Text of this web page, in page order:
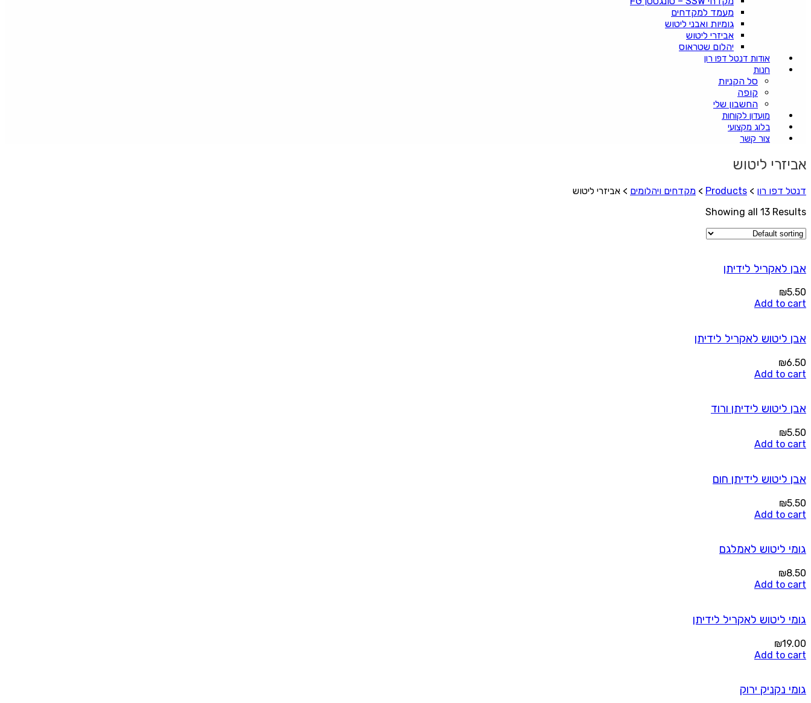
מעמד למקדחים
גומיות ואבני ליטוש
אביזרי ליטוש
יהלום שטראוס
אודות דנטל דפו רון
חנות
סל הקניות
קופה
החשבון שלי
מועדון לקוחות
בלוג מקצועי
צור קשר
אביזרי ליטוש
דנטל דפו רון >
Products
> מקדחים ויהלומים > אביזרי ליטוש
Showing all 13 Results
אבן לאקריל לידיתן
₪5.50
Add to cart
אבן ליטוש לאקריל לידיתן
₪6.50
Add to cart
אבן ליטוש לידיתן ורוד
₪5.50
Add to cart
אבן ליטוש לידיתן חום
₪5.50
Add to cart
גומי ליטוש לאמלגם
₪8.50
Add to cart
גומי ליטוש לאקריל לידיתן
₪19.00
Add to cart
גומי נקניק ירוק